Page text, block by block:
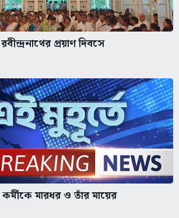
প্রয়াণ দিবসে
মারধর ও তাঁর মায়ের